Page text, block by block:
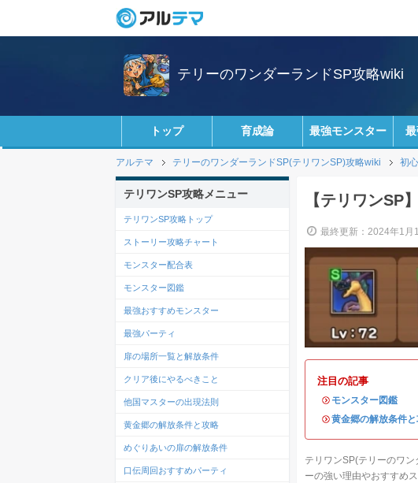
テリーのワンダーランドSP攻略wiki
トップ 育成論 最強モンスター
アルテマ テリーのワンダーランドSP(テリワンSP)攻略wiki 初
【テリワンSP
最終更新：2024年1月
注目の記事
・ モンスター図鑑
・黄金郷の解放条件
テリワンSP(テリーのワ
ーの強い理由やおすすめ
テリワンSP攻略メニュー
テリワンSP攻略トップ
ストーリー攻略チャート
モンスター配合表
モンスター図鑑
最強おすすめモンスター
最強パーティ
扉の場所一覧と解放条件
クリア後にやるべきこと
他国マスターの出現法則
黄金郷の解放条件と攻略
めぐりあいの扉の解放条件
口伝周回おすすめパーティ